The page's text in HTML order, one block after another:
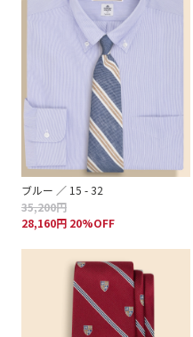
ブルー ／ 15 - 32
35,200円
28,160円 20%OFF